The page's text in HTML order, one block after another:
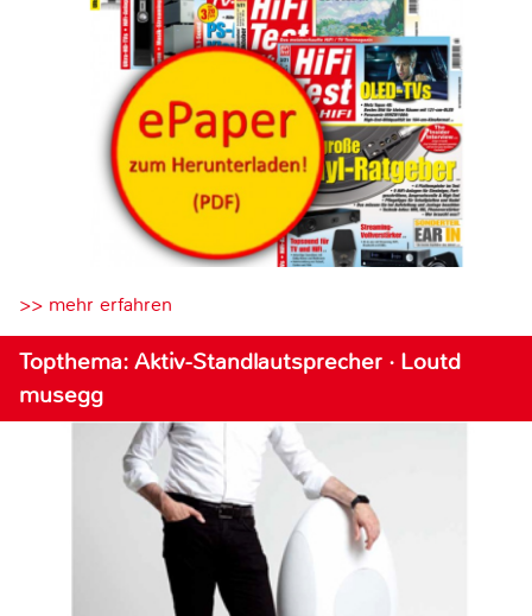
>> mehr erfahren
Topthema: Aktiv-Standlautsprecher · Loutd
musegg